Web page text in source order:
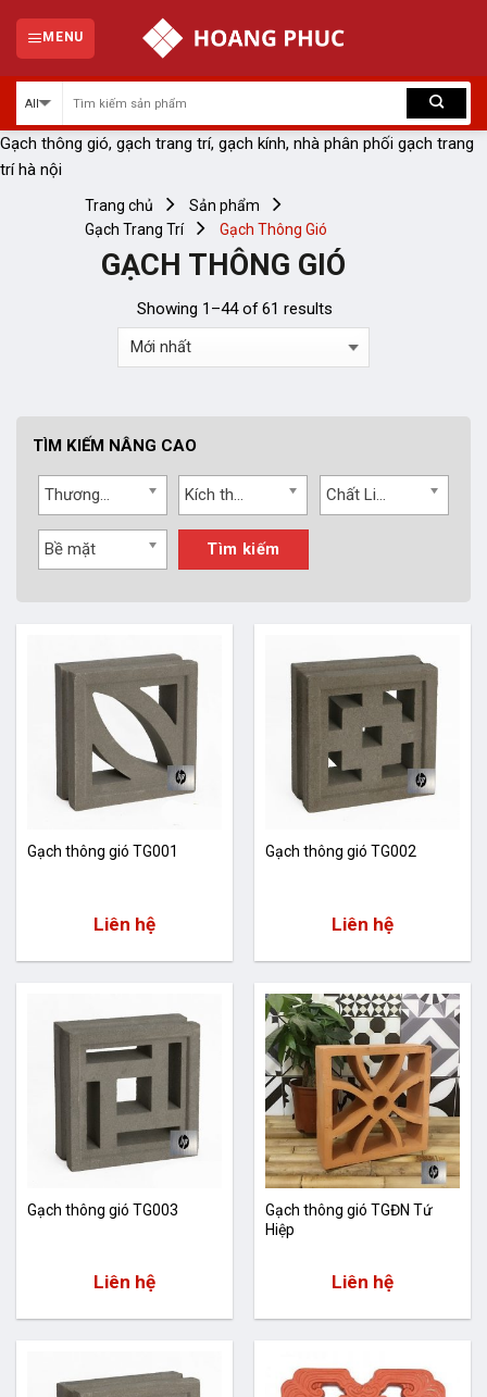
content
MENU
Gạch thông gió, gạch trang trí, gạch kính, nhà phân phối gạch trang
trí hà nội
GẠCH THÔNG GIÓ
Trang chủ
Sản phẩm
Gạch Trang Trí
Gạch Thông Gió
Showing 1–44 of 61 results
TÌM KIẾM NÂNG CAO
Bề mặt Tìm kiếm
Gạch thông gió TG001
Liên hệ
Gạch thông gió TG002
Liên hệ
Gạch thông gió TG003
Liên hệ
Gạch thông gió TGĐN Tứ
Hiệp
Liên hệ